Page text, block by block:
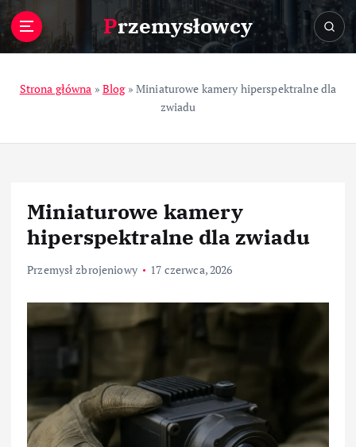
Przemysłowcy
Strona główna » Blog» Miniaturowe kamery hiperspektralne dla
zwiadu
Miniaturowe kamery
hiperspektralne dla zwiadu
Przemysł zbrojeniowy 17 czerwca, 2026